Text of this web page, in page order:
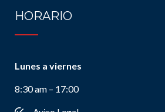
HORARIO
Lunes a viernes
8:30 am – 17:00